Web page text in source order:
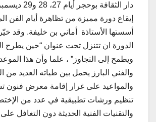
إيقاع دورة مميزة من تظاهرة أيام الفن
أسستها الأستاذة أماني بن خليفة. وقد
الدورة ان تتنزل تحت عنوان “حين يطرح
ويطمح إلى التجاوز” ، علما وأن هذا
والفني البارز يحمل بين طياته العديد
والمواعيد على غرار إقامة معرض فنون
تنظيم ورشات تطبيقية في عدد من
والتقنيات الفنية الحديثة دون التغافل